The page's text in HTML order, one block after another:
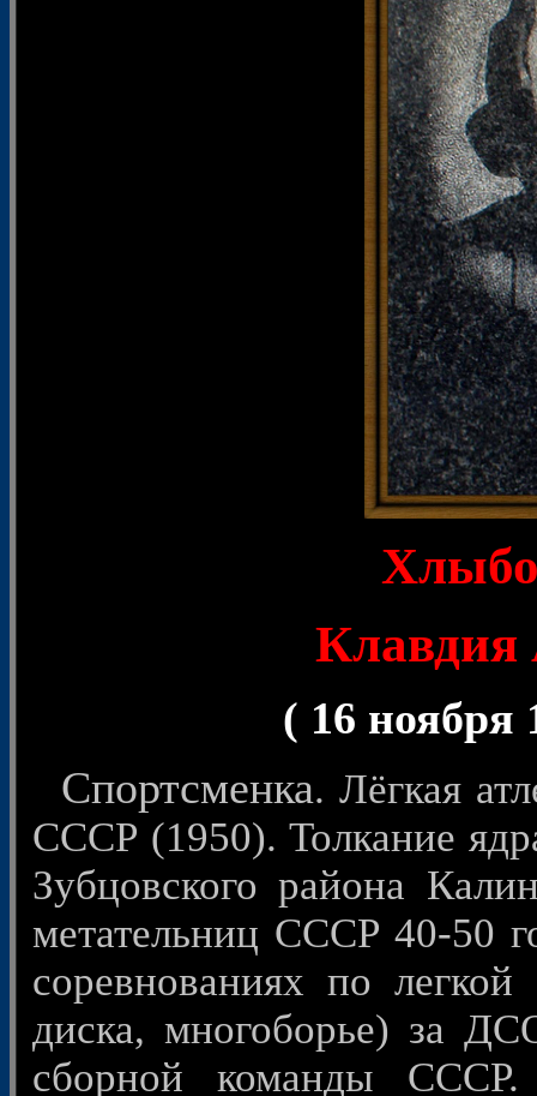
Клавдия
( 16 ноября
Спортсменка. Лёгкая
СССР (1950). Толкание
Зубцовского района
метательниц СССР 40-50
соревнованиях по легкой
диска, многоборье) за
сборной команды